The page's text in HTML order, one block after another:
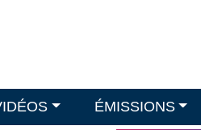
ÉMISSIONS